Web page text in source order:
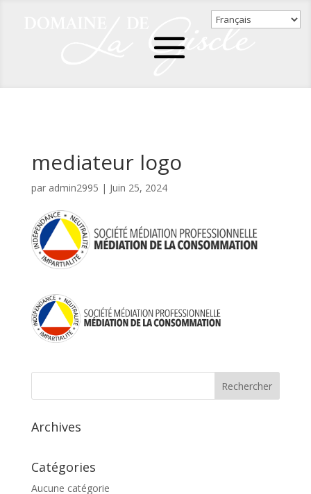
mediateur logo
par admin2995 | Juin 25, 2024
Archives
Catégories
Aucune catégorie